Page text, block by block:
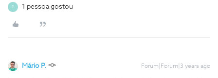
P 1 pessoa gostou
Mário P. Forum|Forum|3 years ago